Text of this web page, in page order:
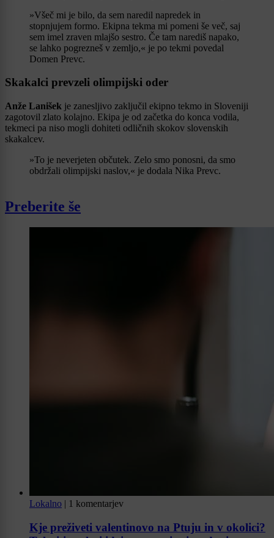
»Všeč mi je bilo, da sem naredil napredek in
stopnjujem formo. Ekipna tekma mi pomeni še več, saj
sem imel zraven mlajšo sestro. Če tam narediš napako,
se lahko pogrezneš v zemljo,« je po tekmi povedal
Domen Prevc.
Skakalci prevzeli olimpijski oder
Anže Lanišek je zanesljivo zaključil ekipno tekmo in Sloveniji
zagotovil zlato kolajno. Ekipa je od začetka do konca vodila,
tekmeci pa niso mogli dohiteti odličnih skokov slovenskih
skakalcev.
»To je neverjeten občutek. Zelo smo ponosni, da smo
obdržali olimpijski naslov,« je dodala Nika Prevc.
Preberite še
Lokalno | 1 komentarjev
Kje preživeti valentinovo na Ptuju in v okolici?